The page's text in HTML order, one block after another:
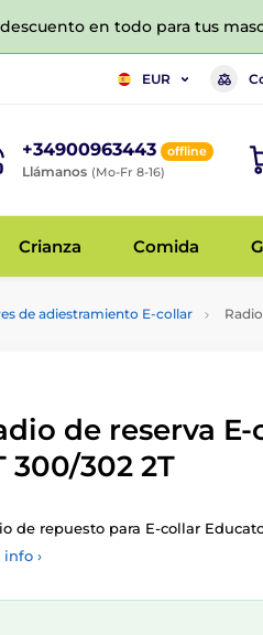
en todo para tus
EUR
+34900963443 offline
Llámanos (Mo-Fr 8-16)
Crianza Comida
de adiestramiento E-collar
de reserva
300/302 2T
de repuesto para E-collar
info ›